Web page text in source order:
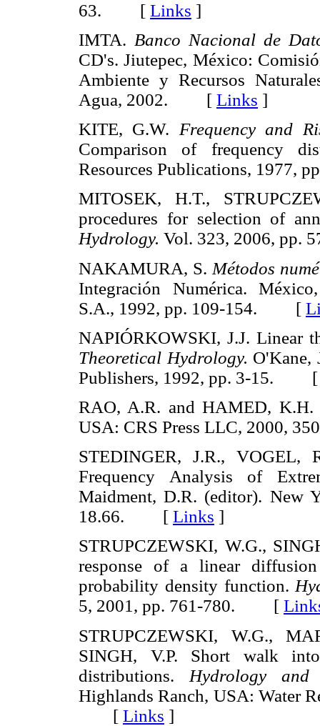
63. [ Links ]
IMTA. Banco Nacional de
CD's. Jiutepec, México:
Ambiente y Recursos
Agua, 2002. [ Links ]
KITE, G.W. Frequency and
Comparison of frequency
Resources Publications,
MITOSEK, H.T.,
procedures for selection of
Hydrology. Vol. 323, 2006,
NAKAMURA, S. Métodos
Integración Numérica.
S.A., 1992, pp. 109-154. [
NAPIÓRKOWSKI, J.J. Linear
Theoretical Hydrology. O'Kane,
Publishers, 1992, pp. 3-15.
RAO, A.R. and HAMED,
USA: CRS Press LLC,
STEDINGER, J.R., VOGEL,
Frequency Analysis of
Maidment, D.R. (editor). New
18.66. [ Links ]
STRUPCZEWSKI, W.G.,
response of a linear
probability density function.
5, 2001, pp. 761-780. [
STRUPCZEWSKI, W.G.,
SINGH, V.P. Short walk into
distributions. Hydrology and
Highlands Ranch, USA: Water
[ Links ]